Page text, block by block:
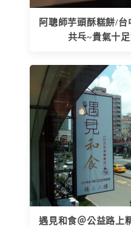
阿聰師芋頭酥糕餅/
共乓~貴氣十
遇見和食＠公益路上